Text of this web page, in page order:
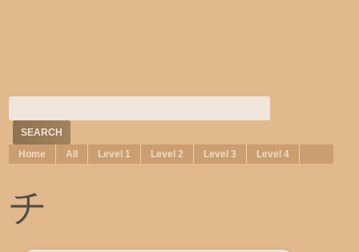
Home All Level 1 Level 2 Level 3 Level 4
チ